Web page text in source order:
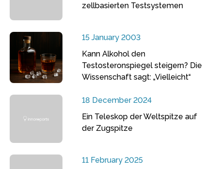
zellbasierten Testsystemen
15 January 2003
Kann Alkohol den
Testosteronspiegel steigern? Die
Wissenschaft sagt: „Vielleicht“
18 December 2024
Ein Teleskop der Weltspitze auf
der Zugspitze
11 February 2025